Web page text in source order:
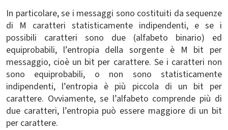
In particolare, se i messaggi sono costituiti da sequenze
di M caratteri statisticamente indipendenti, e se i
possibili caratteri sono due (alfabeto binario) ed
equiprobabili, l’entropia della sorgente è M bit per
messaggio, cioè un bit per carattere. Se i caratteri non
sono equiprobabili, o non sono statisticamente
indipendenti, l’entropia è più piccola di un bit per
carattere. Ovviamente, se l’alfabeto comprende più di
due caratteri, l’entropia può essere maggiore di un bit
per carattere.